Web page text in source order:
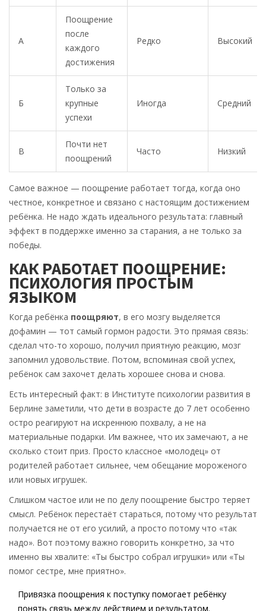
А
Поощрение
после
каждого
достижения
Редко Высокий
Б
Только за
крупные
успехи
Иногда Средний
В
Почти нет
поощрений
Часто Низкий
Самое важное — поощрение работает тогда, когда оно
честное, конкретное и связано с настоящим достижением
ребёнка. Не надо ждать идеального результата: главный
эффект в поддержке именно за старания, а не только за
победы.
КАК РАБОТАЕТ ПООЩРЕНИЕ:
ПСИХОЛОГИЯ ПРОСТЫМ
ЯЗЫКОМ
Когда ребёнка поощряют, в его мозгу выделяется
дофамин — тот самый гормон радости. Это прямая связь:
сделал что-то хорошо, получил приятную реакцию, мозг
запомнил удовольствие. Потом, вспоминая свой успех,
ребёнок сам захочет делать хорошее снова и снова.
Есть интересный факт: в Институте психологии развития в
Берлине заметили, что дети в возрасте до 7 лет особенно
остро реагируют на искреннюю похвалу, а не на
материальные подарки. Им важнее, что их замечают, а не
сколько стоит приз. Просто классное «молодец» от
родителей работает сильнее, чем обещание мороженого
или новых игрушек.
Слишком частое или не по делу поощрение быстро теряет
смысл. Ребёнок перестаёт стараться, потому что результат
получается не от его усилий, а просто потому что «так
надо». Вот поэтому важно говорить конкретно, за что
именно вы хвалите: «Ты быстро собрал игрушки» или «Ты
помог сестре, мне приятно».
Привязка поощрения к поступку помогает ребёнку
понять связь между действием и результатом.